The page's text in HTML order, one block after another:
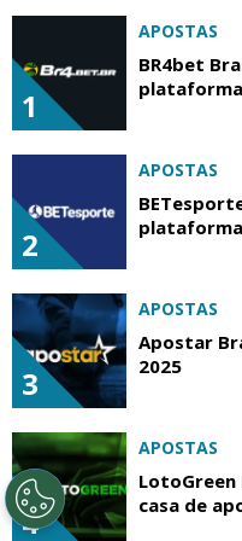
1
APOSTAS
BR4bet
2
APOSTAS
plataforma
3
APOSTAS
Apostar
2025
4
APOSTAS
LotoGreen
casa de